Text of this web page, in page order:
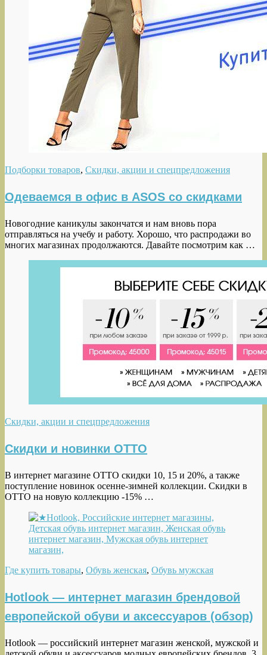
Подборки товаров, Скидки, акции и спецпредложения
Одеваемся в офис в ASOS со скидками
Новогодние каникулы закончатся и нам вновь пора
отправляться на учебу и работу. Хорошо, что распродажи во
многих магазинах продолжаются. Давайте посмотрим как …
Скидки, акции и спецпредложения
Скидки и новинки OTTO
В интернет магазине OTTO скидки 10, 15 и 20%, а также
поступление новинок осенне-зимней коллекции. Скидки в
OTTO на новую коллекцию -15% …
Где купить товары, Обувь женская, Обувь мужская
Hotlook — интернет магазин брендовой
европейской обуви и аксессуаров (обзор)
Hotlook — российский интернет магазин женской, мужской и